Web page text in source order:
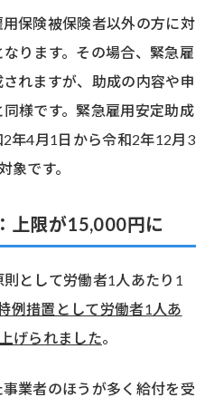
保険被保険者以外の方に対
ります。その場合、緊急雇
れますが、助成の内容や申
様です。緊急雇用安定助成
年4月1日から令和2年12月3
象です。
上限が15,000円に
として労働者1人あたり1
例措置として労働者1人あ
げられました。
業者のほうが多く給付を受